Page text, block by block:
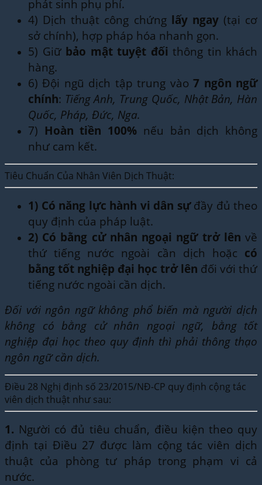
phát sinh phụ phí.
4) Dịch thuật công chứng lấy ngay(tại cơ
sở chính), hợp pháp hóa nhanh gọn.
5) Giữ bảo mật tuyệt đối thông tin khách
hàng.
6) Đội ngũ dịch tập trung vào7 ngôn ngữ
chính: Tiếng Anh, Trung Quốc, Nhật Bản, Hàn
Quốc, Pháp, Đức, Nga.
7) Hoàn tiền 100% nếu bản dịch không
như cam kết.
Tiêu Chuẩn Của Nhân Viên Dịch Thuật:
1) Có năng lực hành vi dân sựđầy đủ theo
quy định của pháp luật.
2) Có bằng cử nhân ngoại ngữ trở lên về
thứ tiếng nước ngoài cần dịch hoặc có
bằng tốt nghiệp đại học trở lên đối với thứ
tiếng nước ngoài cần dịch.
Đối với ngôn ngữ không phổ biến mà người dịch
không có bằng cử nhân ngoại ngữ, bằng tốt
nghiệp đại học theo quy định thì phải thông thạo
ngôn ngữ cần dịch.
Điều 28 Nghị định số 23/2015/NĐ-CP quy định cộng tác
viên dịch thuật như sau:
1. Người có đủ tiêu chuẩn, điều kiện theo quy
định tại Điều 27 được làm cộng tác viên dịch
thuật của phòng tư pháp trong phạm vi cả
nước.